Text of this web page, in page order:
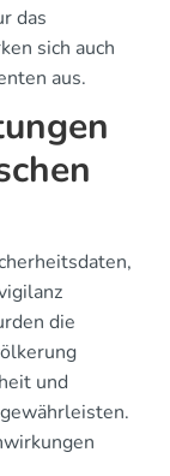
das
sich auch
aus.
die
und